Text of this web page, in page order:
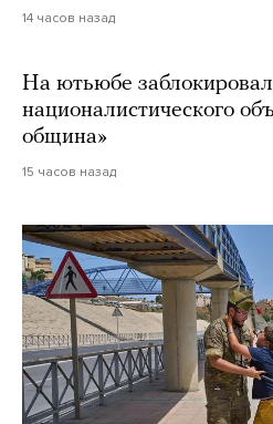
14 часов назад
На ютьюбе
националистического
община»
15 часов назад